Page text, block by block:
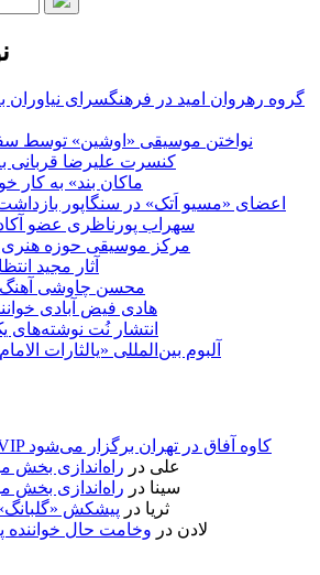
گروه رهروان امید در فرهنگسرای
نواختن موسیقی «اوشین» توسط
کنسرت علیرضا قربانی
«ماکان بند» به کار
اعضای «مسیو اَتک» در سنگاپور
سهراب پورناظری عضو
مرکز موسیقی حوزه هنری
آثار مجید
محسن چاوشی آهنگ
هادی فیض آبادی
انتشار نُت نوشته‌های
آلبوم بین‌المللی «یالثارات
کنسرت VIP کاوه آفاق در تهران برگزار می‌شود
علی در راه‌اندازی بخش
سینا در راه‌اندازی بخش
ثریا در پیشکش
لادن در وخامت حال خواننده